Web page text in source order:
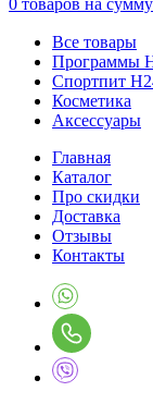
0 товаров на сумму
Все товары
Программы
Спортпит
Косметика
Аксессуары
Главная
Каталог
Про скидки
Доставка
Отзывы
Контакты